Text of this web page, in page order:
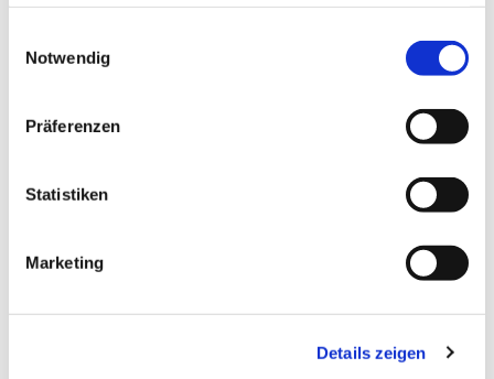
Notwendig
Präferenzen
Statistiken
Marketing
Details zeigen
Alltagskommunikation:Sich vorstellen,
Uhrzeiten, Hobbys, nach dem Weg fragen.
einfacher Texte, kurzes Sprechen in